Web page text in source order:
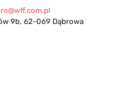
9b, 62-069 Dąbrowa